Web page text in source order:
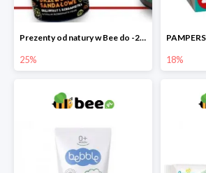
Prezenty od natury w Bee do -25%
25% 18%